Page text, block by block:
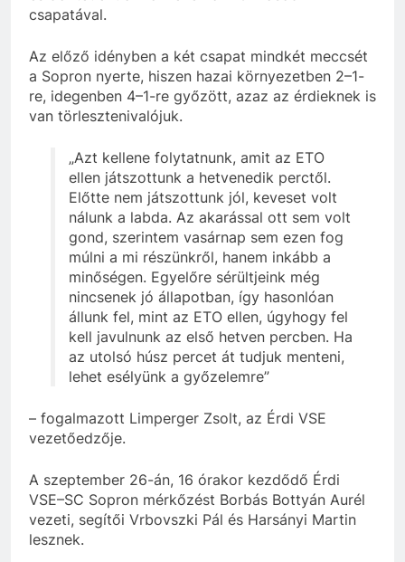
csapatával.
Az előző idényben a két csapat mindkét meccsét
a Sopron nyerte, hiszen hazai környezetben 2–1-
re, idegenben 4–1-re győzött, azaz az érdieknek is
van törlesztenivalójuk.
„Azt kellene folytatnunk, amit az ETO
ellen játszottunk a hetvenedik perctől.
Előtte nem játszottunk jól, keveset volt
nálunk a labda. Az akarással ott sem volt
gond, szerintem vasárnap sem ezen fog
múlni a mi részünkről, hanem inkább a
minőségen. Egyelőre sérültjeink még
nincsenek jó állapotban, így hasonlóan
állunk fel, mint az ETO ellen, úgyhogy fel
kell javulnunk az első hetven percben. Ha
az utolsó húsz percet át tudjuk menteni,
lehet esélyünk a győzelemre”
– fogalmazott Limperger Zsolt, az Érdi VSE
vezetőedzője.
A szeptember 26-án, 16 órakor kezdődő Érdi
VSE–SC Sopron mérkőzést Borbás Bottyán Aurél
vezeti, segítői Vrbovszki Pál és Harsányi Martin
lesznek.